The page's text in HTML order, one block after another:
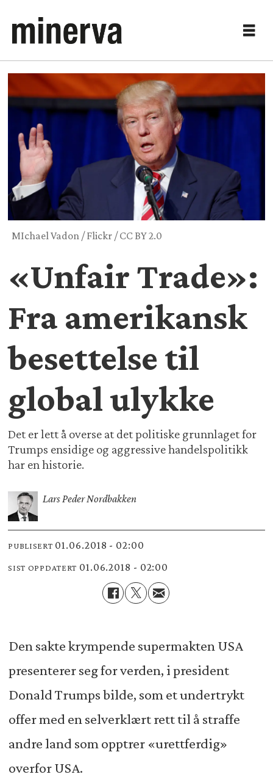
MIchael Vadon / Flickr / CC BY 2.0
«Unfair Trade»:
Fra amerikansk
besettelse til
global ulykke
Det er lett å overse at det politiske grunnlaget for
Trumps ensidige og aggressive handelspolitikk
har en historie.
Lars Peder Nordbakken
PUBLISERT 01.06.2018 - 02:00
SIST OPPDATERT 01.06.2018 - 02:00
Den sakte krympende supermakten USA
presenterer seg for verden, i president
Donald Trumps bilde, som et undertrykt
offer med en selverklært rett til å straffe
andre land som opptrer «urettferdig»
overfor USA.